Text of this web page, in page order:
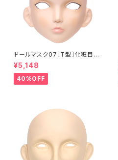
ドールマスク07［T型］化粧目穴
処理済 MASK07 [DOLL T] O
pening eye hole and make
up
¥5,148
40%OFF